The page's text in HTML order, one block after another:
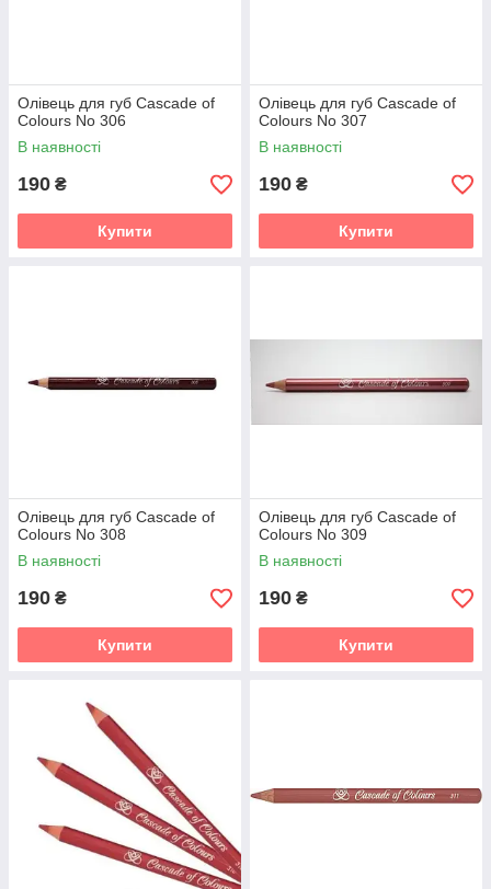
Олівець для губ Cascade of
Colours No 306
В наявності
190 ₴
Купити
Олівець для губ Cascade of
Colours No 307
В наявності
190 ₴
Купити
Олівець для губ Cascade of
Colours No 308
В наявності
190 ₴
Купити
Олівець для губ Cascade of
Colours No 309
В наявності
190 ₴
Купити